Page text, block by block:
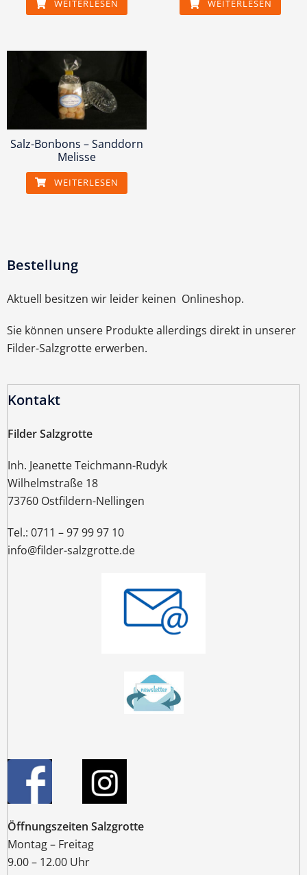
WEITERLESEN WEITERLESEN
Salz-Bonbons – Sanddorn
Melisse
WEITERLESEN
Bestellung
Aktuell besitzen wir leider keinen Onlineshop.
Sie können unsere Produkte allerdings direkt in unserer
Filder-Salzgrotte erwerben.
Kontakt
Filder Salzgrotte
Inh. Jeanette Teichmann-Rudyk
Wilhelmstraße 18
73760 Ostfildern-Nellingen
Tel.: 0711 – 97 99 97 10
info@filder-salzgrotte.de
Öffnungszeiten Salzgrotte
Montag – Freitag
9.00 – 12.00 Uhr